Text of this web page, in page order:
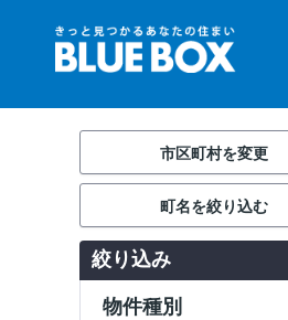
市区町村を変更
町名を絞り込む
絞り込み
物件種別